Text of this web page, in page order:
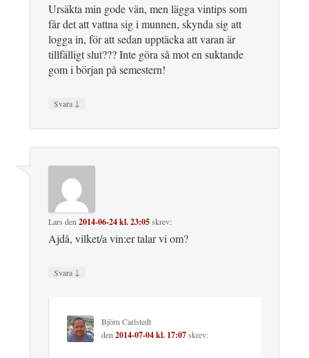
Ursäkta min gode vän, men lägga vintips som
får det att vattna sig i munnen, skynda sig att
logga in, för att sedan upptäcka att varan är
tillfälligt slut??? Inte göra så mot en suktande
gom i början på semestern!
Svara ↓
Lars den 2014-06-24 kl. 23:05skrev:
Ajdå, vilket/a vin:er talar vi om?
Svara ↓
Björn Carlstedt
den 2014-07-04 kl. 17:07skrev: